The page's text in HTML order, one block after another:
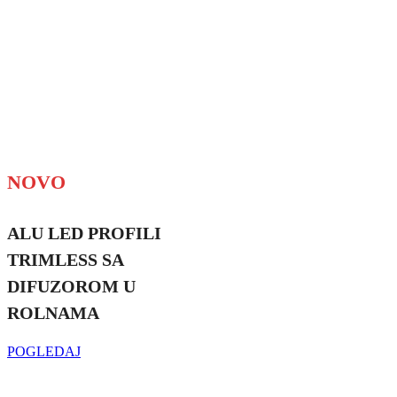
NOVO
ALU LED PROFILI
TRIMLESS SA
DIFUZOROM U
ROLNAMA
POGLEDAJ